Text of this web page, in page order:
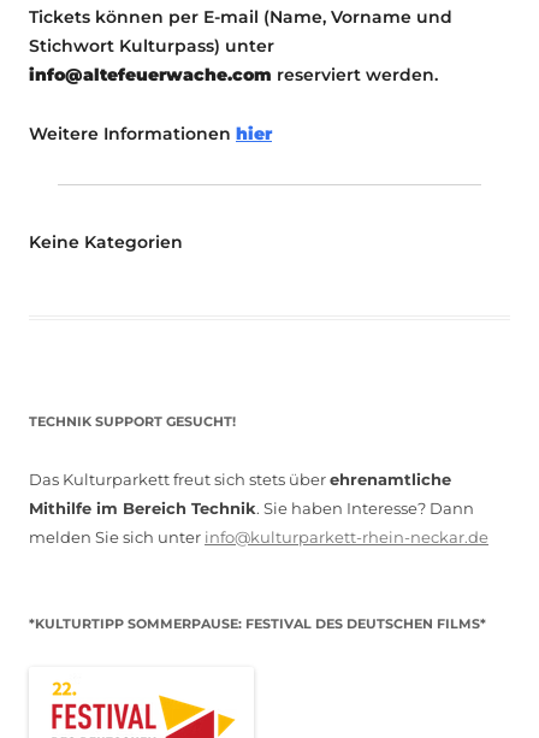
Tickets können per E-mail (Name, Vorname und
Stichwort Kulturpass) unter
info@altefeuerwache.com reserviert werden.
Weitere Informationen hier
Keine Kategorien
TECHNIK SUPPORT GESUCHT!
Das Kulturparkett freut sich stets überehrenamtliche
Mithilfe im Bereich Technik. Sie haben Interesse? Dann
melden Sie sich unter info@kulturparkett-rhein-neckar.de
*KULTURTIPP SOMMERPAUSE: FESTIVAL DES DEUTSCHEN FILMS*